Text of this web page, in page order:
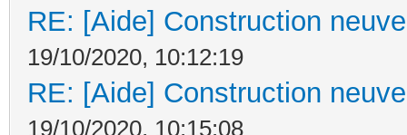
RE: [Aide] Construction
19/10/2020, 10:12:19
RE: [Aide] Construction
19/10/2020, 10:15:08